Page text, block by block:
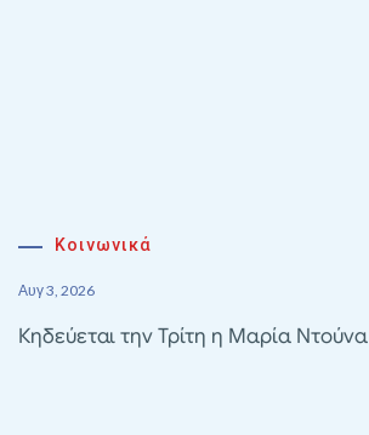
Κοινωνικά
Αυγ 3, 2026
Κηδεύεται την Τρίτη η Μαρία Ντούνα